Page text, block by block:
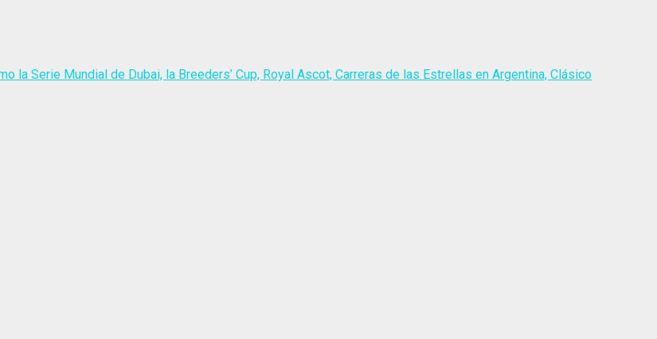
la Serie Mundial de Dubai, la Breeders’ Cup, Royal Ascot, Carreras de las Estrellas en Argentina, Clásico